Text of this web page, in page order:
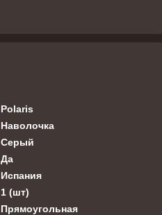
Polaris
Наволочка
Серый
Да
Испания
1 (шт)
Прямоугольная